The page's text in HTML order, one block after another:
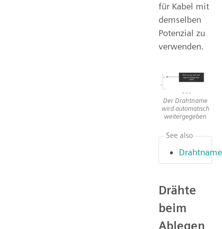
für Kabel mit
demselben
Potenzial zu
verwenden.
Der Drahtname
wird automatisch
weitergegeben
See also
Drähte
beim
Ablegen